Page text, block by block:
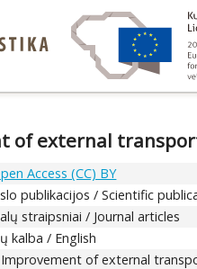
of external
Access (CC) BY
publikacijos / Scientific
straipsniai / Journal articles
kalba / English
of external